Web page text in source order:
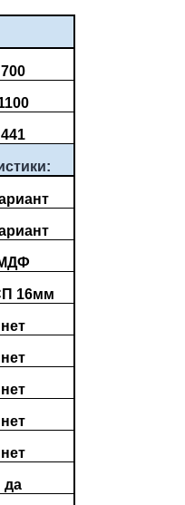
700
441
16мм
нет
нет
нет
нет
нет
да